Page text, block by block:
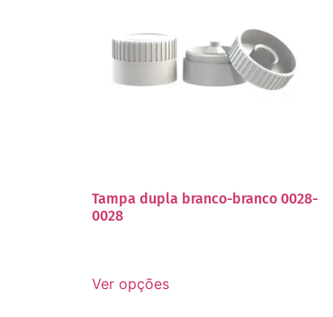
Tampa dupla branco-branco 0028-
0028
Ver opções